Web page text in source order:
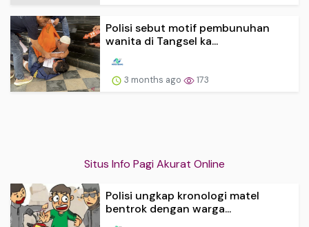
Polisi sebut motif pembunuhan
wanita di Tangsel ka...
3 months ago 173
Situs Info Pagi Akurat Online
Polisi ungkap kronologi matel
bentrok dengan warga...